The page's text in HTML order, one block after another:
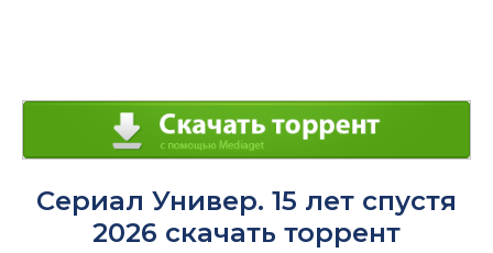
Сериал Универ. 15 лет спустя
2026 скачать торрент